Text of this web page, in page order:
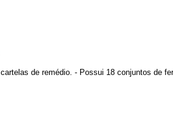
de remédio. - Possui 18 conjuntos de